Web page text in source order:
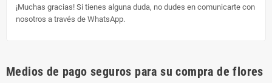
¡Muchas gracias! Si tienes alguna duda, no dudes en comunicarte con
nosotros a través de WhatsApp.
Medios de pago seguros para su compra de flores